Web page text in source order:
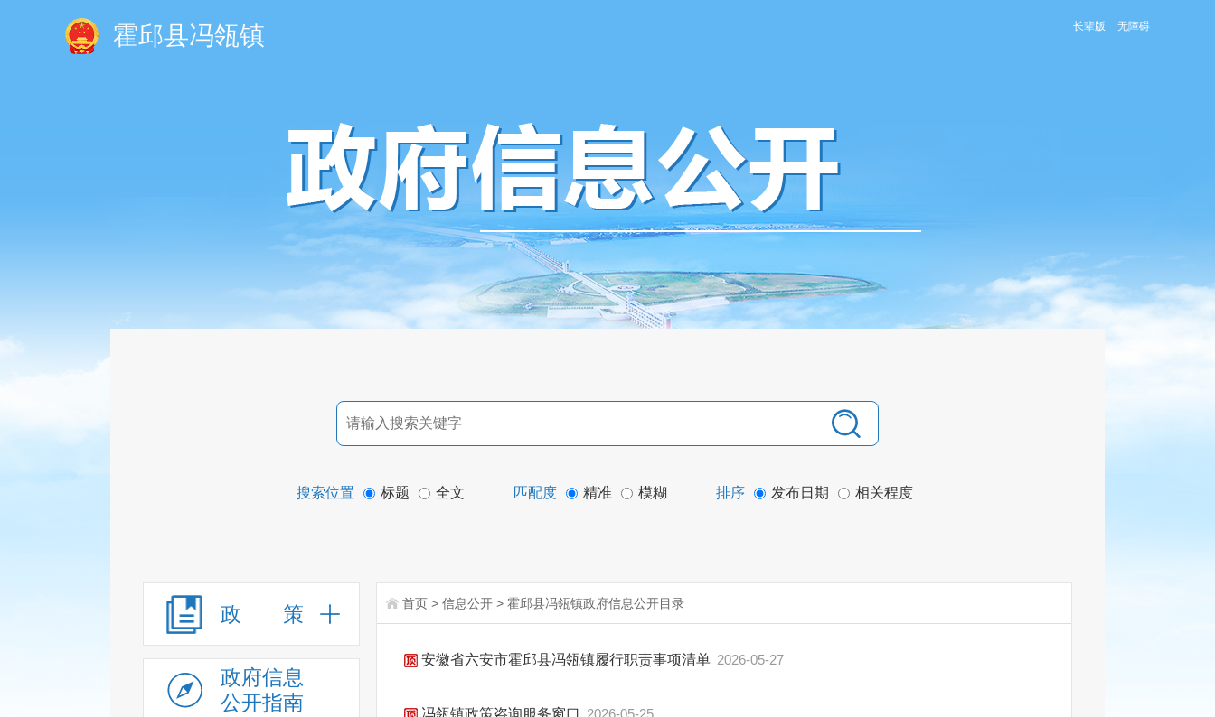
霍邱县冯瓴镇 长辈版 无障碍
搜索位置 标题 全文 匹配度 精准 模糊 排序 发布日期 相关程度
政 策
政府信息
公开指南
首页 > 信息公开 > 霍邱县冯瓴镇政府信息公开目录
安徽省六安市霍邱县冯瓴镇履行职责事项清单 2026-05-27
冯瓴镇政策咨询服务窗口 2026-05-25